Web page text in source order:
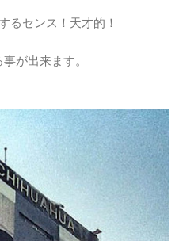
るセンス！天才的！
が出来ます。